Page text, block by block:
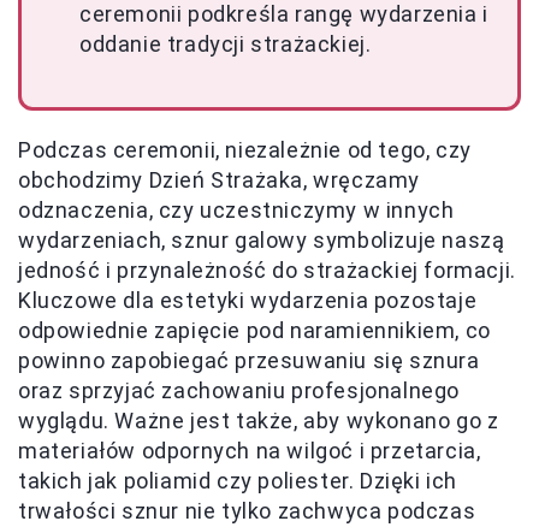
ceremonii podkreśla rangę wydarzenia i
oddanie tradycji strażackiej.
Podczas ceremonii, niezależnie od tego, czy
obchodzimy Dzień Strażaka, wręczamy
odznaczenia, czy uczestniczymy w innych
wydarzeniach, sznur galowy symbolizuje naszą
jedność i przynależność do strażackiej formacji.
Kluczowe dla estetyki wydarzenia pozostaje
odpowiednie zapięcie pod naramiennikiem, co
powinno zapobiegać przesuwaniu się sznura
oraz sprzyjać zachowaniu profesjonalnego
wyglądu. Ważne jest także, aby wykonano go z
materiałów odpornych na wilgoć i przetarcia,
takich jak poliamid czy poliester. Dzięki ich
trwałości sznur nie tylko zachwyca podczas